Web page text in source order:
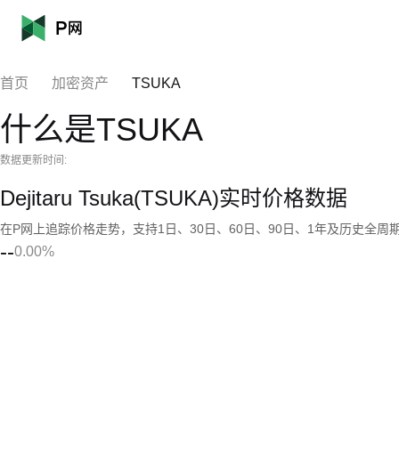
首页 加密资产 TSUKA
什么是TSUKA
数据更新时间:
Dejitaru Tsuka(TSUKA)实时价格数据
在P网上追踪价格走势，支持1日、30日、60日、90日、1年及历史全周
--0.00%